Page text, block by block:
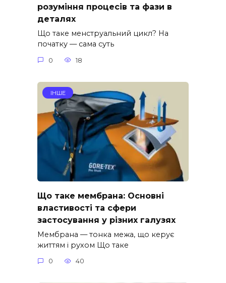
розуміння процесів та фази в
деталях
Що таке менструальний цикл? На
початку — сама суть
0 18
ІНШЕ
Що таке мембрана: Основні
властивості та сфери
застосування у різних галузях
Мембрана — тонка межа, що керує
життям і рухом Що таке
0 40